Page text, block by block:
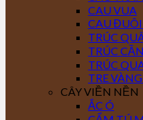
CAU VUA
CAU
TRÚC
TRÚC
TRÚC
TRE VÀNG
CÂY VIỀN NỀN
ẮC Ó